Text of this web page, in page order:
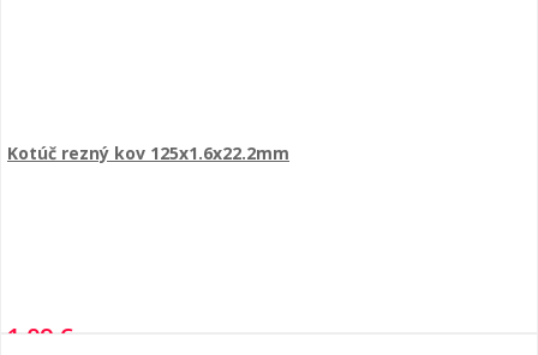
Kotúč rezný kov 125x1.6x22.2mm
1,09 €